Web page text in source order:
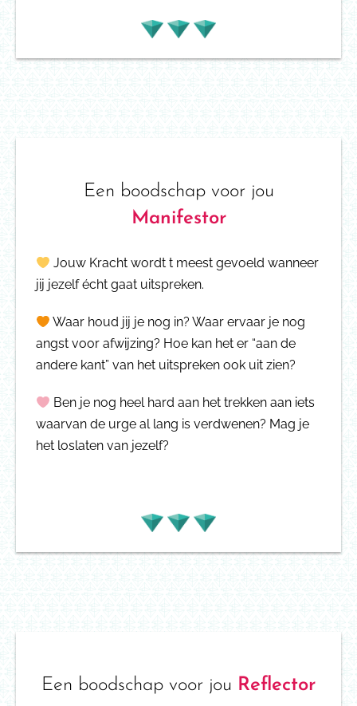
Een boodschap voor jou
Manifestor
Jouw Kracht wordt t meest gevoeld wanneer
jij jezelf écht gaat uitspreken.
Waar houd jij je nog in? Waar ervaar je nog
angst voor afwijzing? Hoe kan het er “aan de
andere kant” van het uitspreken ook uit zien?
Ben je nog heel hard aan het trekken aan iets
waarvan de urge al lang is verdwenen? Mag je
het loslaten van jezelf?
Een boodschap voor jou Reflector